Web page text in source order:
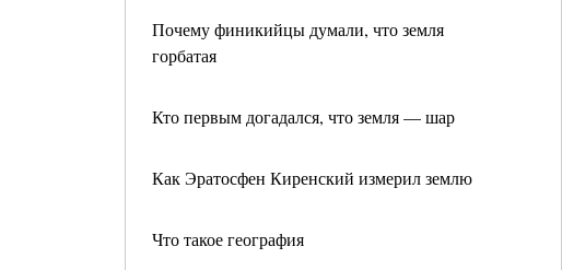
Почему финикийцы думали, что земля
горбатая
Кто первым догадался, что земля — шар
Как Эратосфен Киренский измерил землю
Что такое география